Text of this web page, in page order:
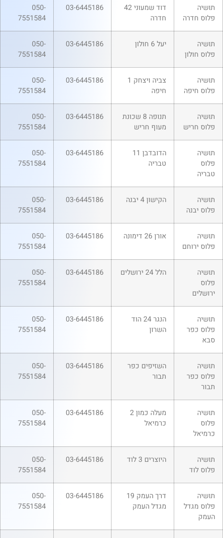
תושיה
פלוס חדרה
דוד שמעוני 42
חדרה
03-6445186
050-
7551584
תושיה
פלוס חולון
יעל 6 חולון 03-6445186
050-
7551584
תושיה
פלוס חיפה
צביה ויצחק 1
חיפה
03-6445186
050-
7551584
תושיה
פלוס חריש
תנופה 8 שכונת
מעוף חריש
03-6445186
050-
7551584
תושיה
פלוס
טבריה
הדובדבן 11
טבריה
03-6445186
050-
7551584
תושיה
פלוס יבנה
הקישון 4 יבנה 03-6445186
050-
7551584
תושיה
פלוס ירוחם
אורן 26 דימונה 03-6445186
050-
7551584
תושיה
פלוס
ירושלים
הלל 24 ירושלים 03-6445186
050-
7551584
תושיה
פלוס כפר
סבא
הנגר 24 הוד
השרון
03-6445186
050-
7551584
תושיה
פלוס כפר
תבור
השזיפים כפר
תבור
03-6445186
050-
7551584
תושיה
פלוס
כרמיאל
מעלה כמון 2
כרמיאל
03-6445186
050-
7551584
תושיה
פלוס לוד
היוצרים 3 לוד 03-6445186
050-
7551584
תושיה
פלוס מגדל
העמק
דרך העמק 19
מגדל העמק
03-6445186
050-
7551584